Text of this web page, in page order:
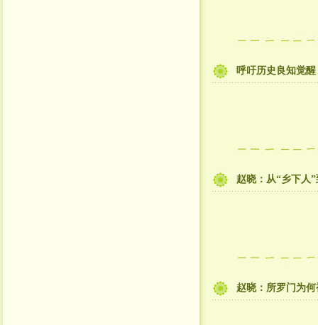
呼吁历史良知觉
赵晓：从“乡下人
赵晓：所罗门为